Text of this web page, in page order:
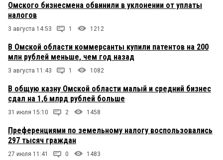
Омского бизнесмена обвинили в уклонении от уплаты
налогов
3 августа 14:53 1 1212
В Омской области коммерсанты купили патентов на 200
млн рублей меньше, чем год назад
3 августа 11:43 1 1082
В общую казну Омской области малый и средний бизнес
сдал на 1,6 млрд рублей больше
31 июля 15:10 2 1458
Преференциями по земельному налогу воспользовались
297 тысяч граждан
27 июля 11:41 0 1483